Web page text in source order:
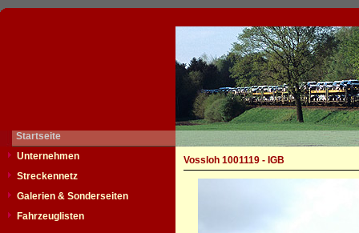
Startseite
Unternehmen
Streckennetz
Galerien & Sonderseiten
Fahrzeuglisten
Vossloh 1001119 - IGB